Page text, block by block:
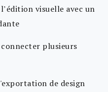
visuelle avec un
plusieurs
de design